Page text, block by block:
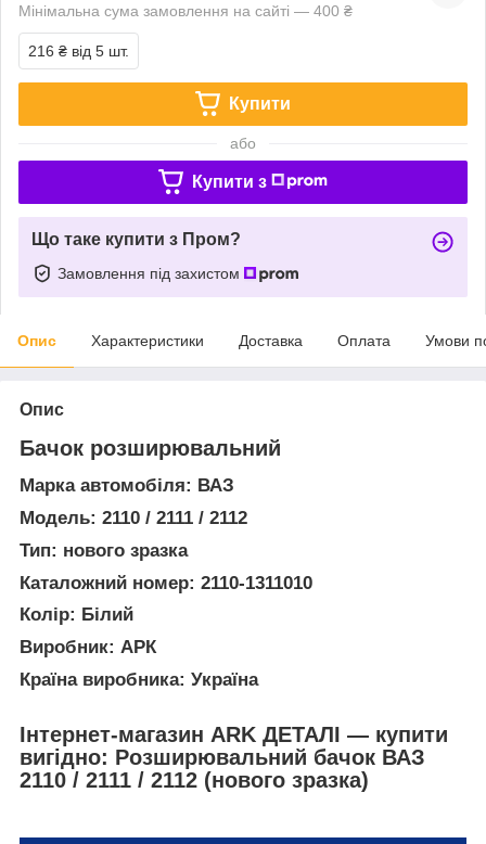
Мінімальна сума замовлення на сайті — 400 ₴
216 ₴ від 5 шт.
Купити
або
Купити з
Що таке купити з Пром?
Замовлення під захистом
Опис Характеристики Доставка Оплата Умови
Опис
Бачок розширювальний
Марка автомобіля: ВАЗ
Модель: 2110 / 2111 / 2112
Тип: нового зразка
Каталожний номер: 2110-1311010
Колір: Білий
Виробник: АРК
Країна виробника: Україна
Інтернет-магазин ARK ДЕТАЛІ — купити
вигідно: Розширювальний бачок ВАЗ
2110 / 2111 / 2112 (нового зразка)